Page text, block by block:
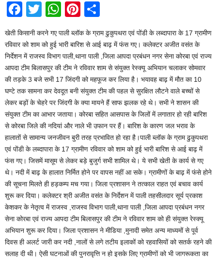
F
c
e
b
o
o
k
T
wi
tt
er
W
at
s
A
p
p
Pi
nt
er
e
st
ar
e
खेती किसानी करने गए पाली ब्लॉक के ग्राम ढुकुपथरा एवं पोंडी के लब्दापारा के 17 ग्रामीण
रविवार को शाम को हुई भारी बारिश से आई बाढ़ में फंस गए। कलेक्टर अजीत वसंत के
निर्देशन में राजस्व विभाग पाली,थाना पाली ,जिला आपदा प्रबंधन नगर सेना कोरबा एवं राज्य
आपदा टीम बिलासपुर की टीम ने रविवार शाम से संयुक्त रेस्क्यू अभियान चलाकर सोमवार
की तड़के 3 बजे सभी 17 जिंदगी को महफूज कर लिया है। भयावह बाढ़ में मौत का 10
घण्टे तक सामना कर देवदूत बनी संयुक्त टीम की पहल से सुरक्षित लौटने वाले बच्चों से
लेकर बड़ों के चेहरे पर जिंदगी के क्या मायने हैं साफ झलक रहे थे। सभी ने शासन की
संयुक्त टीम का आभार जताया। कोरबा सहित आसपास के जिलों में लगातार हो रही बारिश
से कोरबा जिले की नदियां और नाले भी उफान पर हैं। बारिश के कारण जल भराव के
हालातों से सामान्य जनजीवन बुरी तरह प्रभावित हो रहा है।पाली ब्लॉक के ग्राम ढुकुपथरा
एवं पोंडी के लब्दापारा के 17 ग्रामीण रविवार को शाम को हुई भारी बारिश से आई बाढ़ में
फंस गए। जिसमें मासूम से लेकर बड़े बुजुर्ग सभी शामिल थे। ये सभी खेती के कार्य से गए
थे। नदी में बाढ़ के हालात निर्मित होने पर वापस नहीं आ सके। ग्रामीणों के बाढ़ में फंसे होने
की सूचना मिलते ही हड़कम्प मच गया। जिला प्रशासन ने तत्काल राहत एवं बचाव कार्य
शुरू कर दिया। कलेक्टर श्री अजीत वसंत के निर्देशन में पाली तहसीलदार सूर्य प्रकाश
केशकर के नेतृत्व में राजस्व ,राजस्व विभाग पाली,थाना पाली ,जिला आपदा प्रबंधन नगर
सेना कोरबा एवं राज्य आपदा टीम बिलासपुर की टीम ने रविवार शाम को ही संयुक्त रेस्क्यू
अभियान शुरू कर दिया। जिला प्रशासन ने मीडिया ,मुनादी समेत अन्य माध्यमों से पूर्व
दिवस ही अलर्ट जारी कर नदी ,नालों से लगे तटीय इलाकों को रहवासियों को सतर्क रहने की
सलाह दी थी। ऐसी घटनाओं की पुनरावृत्ति न हो इसके लिए ग्रामीणों को भी जागरूकता का